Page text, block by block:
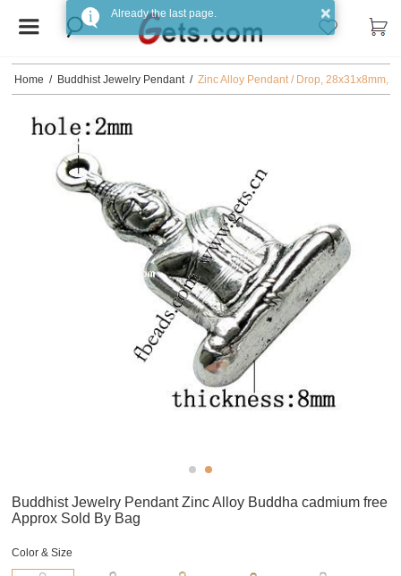
Home / Buddhist Jewelry Pendant / Zinc Alloy Pendant / Drop, 28x31x8mm,
Buddhist Jewelry Pendant Zinc Alloy Buddha cadmium free
Approx Sold By Bag
Color & Size